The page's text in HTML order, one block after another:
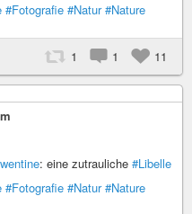
#Fotografie #Natur #Nature
1 1 11
: eine zutrauliche #Libelle
#Fotografie #Natur #Nature